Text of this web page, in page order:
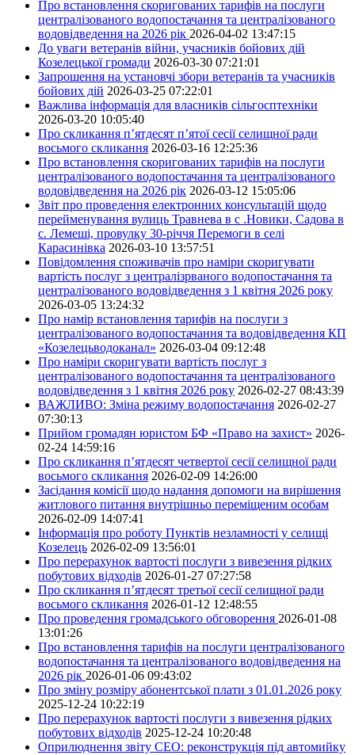
Про встановлення скоригованих тарифів на послуги
централізованого водопостачання та централізованого
водовідведення на 2026 рік 2026-04-02 13:47:15
До уваги ветеранів війни, учасників бойових дій
Козелецької громади 2026-03-30 07:21:01
Запрошення на установчі збори ветеранів та учасників
бойових дій 2026-03-25 07:22:01
Важлива інформація для власників сільгосптехніки
2026-03-20 10:05:40
Про скликання п’ятдесят п’ятої сесії селищної ради
восьмого скликання 2026-03-16 12:25:36
Про встановлення скоригованих тарифів на послуги
централізованого водопостачання та централізованого
водовідведення на 2026 рік 2026-03-12 15:05:06
Звіт про проведення електронних консультацій щодо
перейменування вулиць Травнева в с .Новики, Садова в
с. Лемеші, провулку 30-річчя Перемоги в селі
Карасинівка 2026-03-10 13:57:51
Повідомлення споживачів про наміри скоригувати
вартість послуг з централізрваного водопостачання та
централізованого водовідведення з 1 квітня 2026 року
2026-03-05 13:24:32
Про намір встановлення тарифів на послуги з
централізованого водопостачання та водовідведення КП
«Козелецьводоканал» 2026-03-04 09:12:48
Про наміри скоригувати вартість послуг з
централізованого водопостачання та централізованого
водовідведення з 1 квітня 2026 року 2026-02-27 08:43:39
ВАЖЛИВО: Зміна режиму водопостачання 2026-02-27
07:30:13
Прийом громадян юристом БФ «Право на захист» 2026-
02-24 14:59:16
Про скликання п’ятдесят четвертої сесії селищної ради
восьмого скликання 2026-02-09 14:26:00
Засідання комісії щодо надання допомоги на вирішення
житлового питання внутрішньо переміщеним особам
2026-02-09 14:07:41
Інформація про роботу Пунктів незламності у селищі
Козелець 2026-02-09 13:56:01
Про перерахунок вартості послуги з вивезення рідких
побутових відходів 2026-01-27 07:27:58
Про скликання п’ятдесят третьої сесії селищної ради
восьмого скликання 2026-01-12 12:48:55
Про проведення громадського обговорення 2026-01-08
13:01:26
Про встановлення тарифів на послуги централізованого
водопостачання та централізованого водовідведення на
2026 рік 2026-01-06 09:43:02
Про зміну розміру абонентської плати з 01.01.2026 року
2025-12-24 10:22:19
Про перерахунок вартості послуги з вивезення рідких
побутових відходів 2025-12-24 10:20:48
Оприлюднення звіту СЕО: реконструкція під автомийку